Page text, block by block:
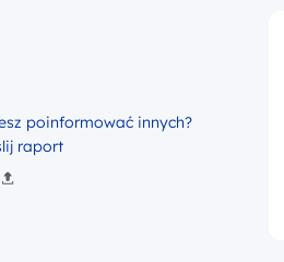
poinformować innych?
raport